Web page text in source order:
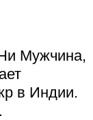
Мужчина,
в Индии.